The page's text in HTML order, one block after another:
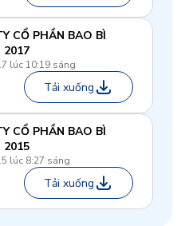
CỔ PHẦN BAO BÌ
2017
lúc 10:19 sáng
Tải xuống
CỔ PHẦN BAO BÌ
2015
lúc 8:27 sáng
Tải xuống